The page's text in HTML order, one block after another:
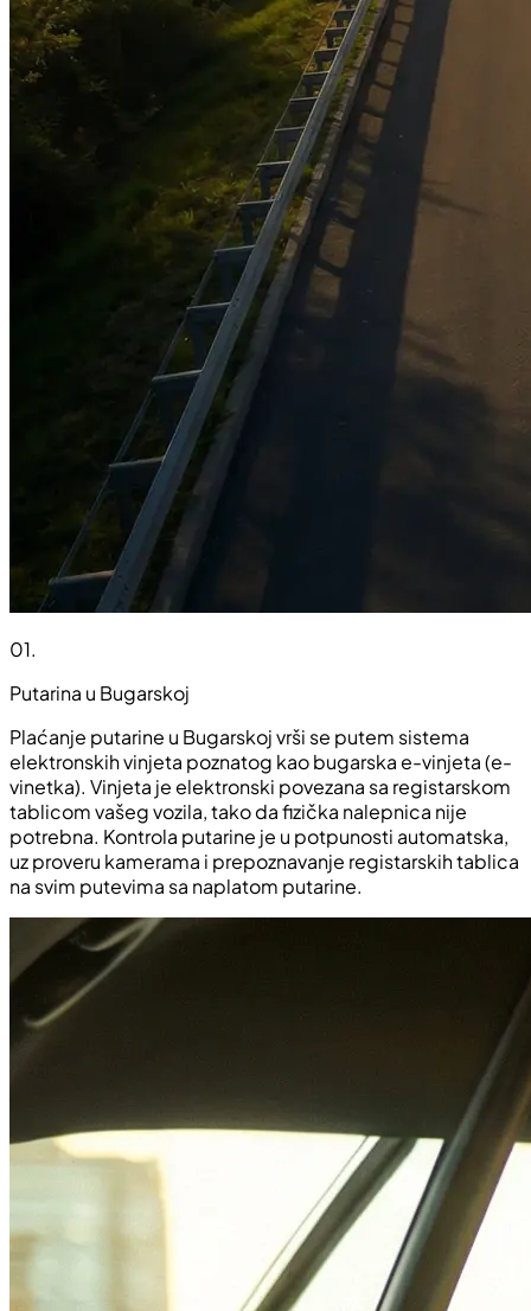
01.
Putarina u Bugarskoj
Plaćanje putarine u Bugarskoj vrši se putem sistema
elektronskih vinjeta poznatog kao bugarska e-vinjeta (e-
vinetka). Vinjeta je elektronski povezana sa registarskom
tablicom vašeg vozila, tako da fizička nalepnica nije
potrebna. Kontrola putarine je u potpunosti automatska,
uz proveru kamerama i prepoznavanje registarskih tablica
na svim putevima sa naplatom putarine.